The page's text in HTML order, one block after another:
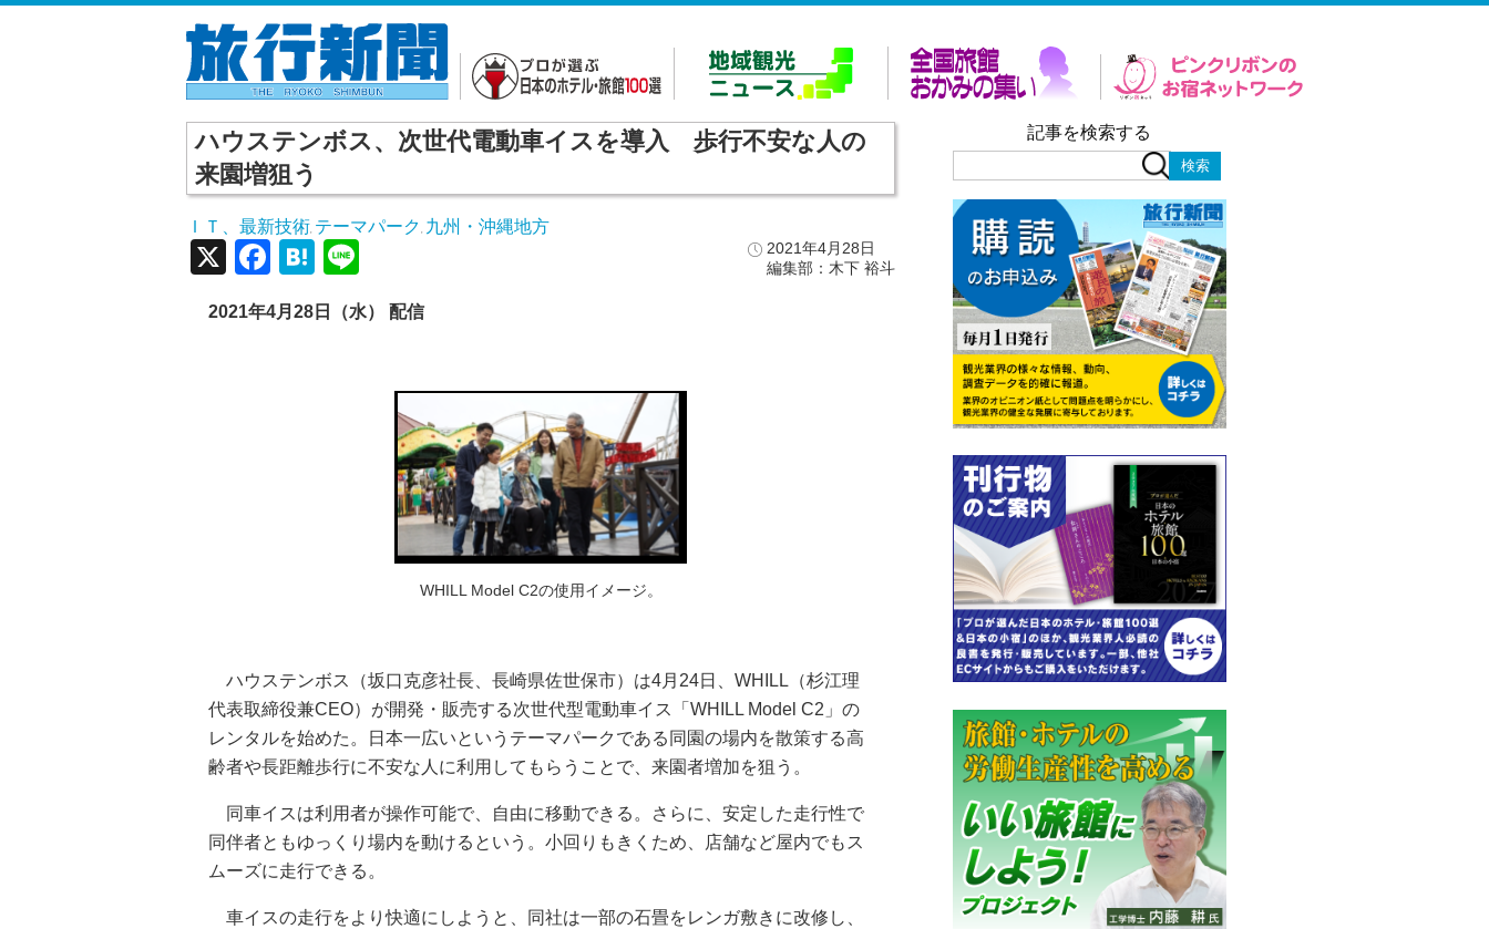
ハウステンボス、次世代電動車イスを導入 歩行不安な人の
来園増狙う
ＩＴ、最新技術 テーマパーク 九州・沖縄地方
2021年4月28日
編集部：木下 裕斗
X Facebook
Hatena
2021年4月28日（水） 配信
WHILL Model C2の使用イメージ。
ハウステンボス（坂口克彦社長、長崎県佐世保市）は4月24日、WHILL（杉江理
代表取締役兼CEO）が開発・販売する次世代型電動車イス「WHILL Model C2」の
レンタルを始めた。日本一広いというテーマパークである同園の場内を散策する高
齢者や長距離歩行に不安な人に利用してもらうことで、来園者増加を狙う。
同車イスは利用者が操作可能で、自由に移動できる。さらに、安定した走行性で
同伴者ともゆっくり場内を動けるという。小回りもきくため、店舗など屋内でもス
ムーズに走行できる。
車イスの走行をより快適にしようと、同社は一部の石畳をレンガ敷きに改修し、
記事を検索する